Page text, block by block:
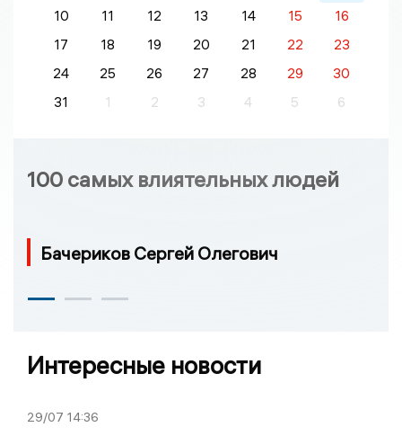
10
11 12 13 14 15
16
17
18 19 20 21 22
23
24
25 26 27 28 29
30
31
1 2 3 4 5 6
100 самых влиятельных людей
Бачериков Сергей Олегович
Интересные новости
29/07 14:36